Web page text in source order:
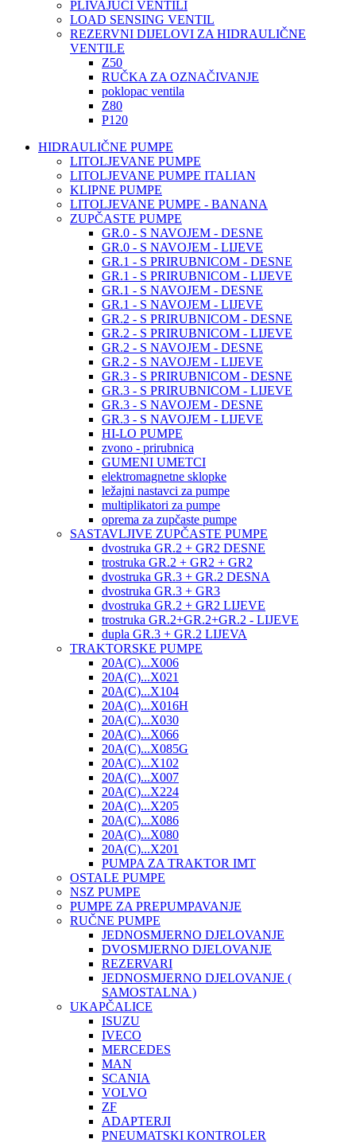
PLIVAJUČI VENTILI
LOAD SENSING VENTIL
REZERVNI DIJELOVI ZA HIDRAULIČNE
VENTILE
Z50
RUČKA ZA OZNAČIVANJE
poklopac ventila
Z80
P120
HIDRAULIČNE PUMPE
LITOLJEVANE PUMPE
LITOLJEVANE PUMPE ITALIAN
KLIPNE PUMPE
LITOLJEVANE PUMPE - BANANA
ZUPČASTE PUMPE
GR.0 - S NAVOJEM - DESNE
GR.0 - S NAVOJEM - LIJEVE
GR.1 - S PRIRUBNICOM - DESNE
GR.1 - S PRIRUBNICOM - LIJEVE
GR.1 - S NAVOJEM - DESNE
GR.1 - S NAVOJEM - LIJEVE
GR.2 - S PRIRUBNICOM - DESNE
GR.2 - S PRIRUBNICOM - LIJEVE
GR.2 - S NAVOJEM - DESNE
GR.2 - S NAVOJEM - LIJEVE
GR.3 - S PRIRUBNICOM - DESNE
GR.3 - S PRIRUBNICOM - LIJEVE
GR.3 - S NAVOJEM - DESNE
GR.3 - S NAVOJEM - LIJEVE
HI-LO PUMPE
zvono - prirubnica
GUMENI UMETCI
elektromagnetne sklopke
ležajni nastavci za pumpe
multiplikatori za pumpe
oprema za zupčaste pumpe
SASTAVLJIVE ZUPČASTE PUMPE
dvostruka GR.2 + GR2 DESNE
trostruka GR.2 + GR2 + GR2
dvostruka GR.3 + GR.2 DESNA
dvostruka GR.3 + GR3
dvostruka GR.2 + GR2 LIJEVE
trostruka GR.2+GR.2+GR.2 - LIJEVE
dupla GR.3 + GR.2 LIJEVA
TRAKTORSKE PUMPE
20A(C)...X006
20A(C)...X021
20A(C)...X104
20A(C)...X016H
20A(C)...X030
20A(C)...X066
20A(C)...X085G
20A(C)...X102
20A(C)...X007
20A(C)...X224
20A(C)...X205
20A(C)...X086
20A(C)...X080
20A(C)...X201
PUMPA ZA TRAKTOR IMT
OSTALE PUMPE
NSZ PUMPE
PUMPE ZA PREPUMPAVANJE
RUČNE PUMPE
JEDNOSMJERNO DJELOVANJE
DVOSMJERNO DJELOVANJE
REZERVARI
JEDNOSMJERNO DJELOVANJE (
SAMOSTALNA )
UKAPČALICE
ISUZU
IVECO
MERCEDES
MAN
SCANIA
VOLVO
ZF
ADAPTERJI
PNEUMATSKI KONTROLER